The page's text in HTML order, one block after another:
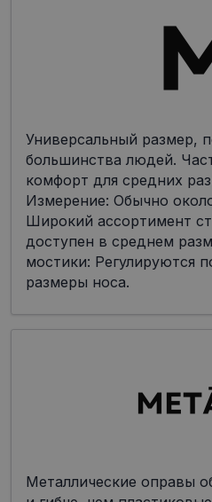
Универсальный размер,
большинства людей.
комфорт для средних
Измерение: Обычно
Широкий ассортимент
доступен в среднем
мостики: Регулируются
размеры носа.
Металлические оправы